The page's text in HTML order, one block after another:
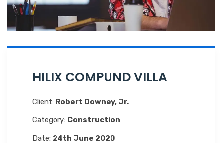
HILIX COMPUND VILLA
Client: Robert Downey, Jr.
Category: Construction
Date: 24th June 2020